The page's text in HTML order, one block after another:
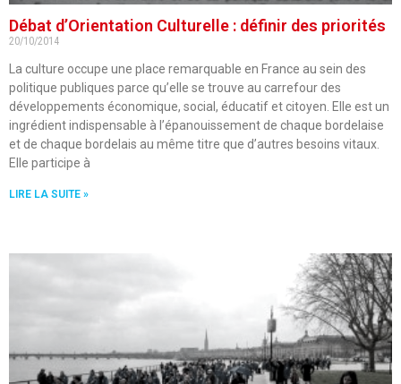
Débat d’Orientation Culturelle : définir des priorités
20/10/2014
La culture occupe une place remarquable en France au sein des
politique publiques parce qu’elle se trouve au carrefour des
développements économique, social, éducatif et citoyen. Elle est un
ingrédient indispensable à l’épanouissement de chaque bordelaise
et de chaque bordelais au même titre que d’autres besoins vitaux.
Elle participe à
LIRE LA SUITE »